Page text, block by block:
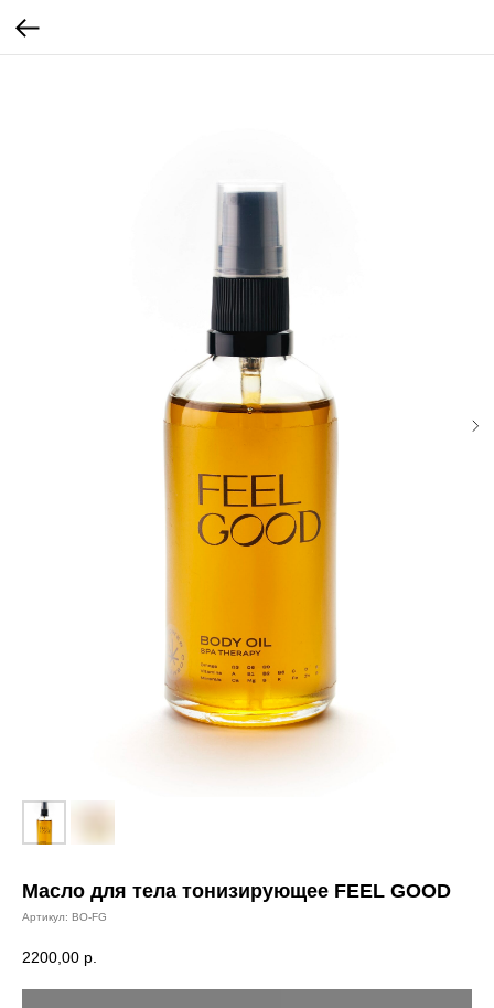
Масло для тела тонизирующее FEEL GOOD
Артикул: BO-FG
2200,00 р.